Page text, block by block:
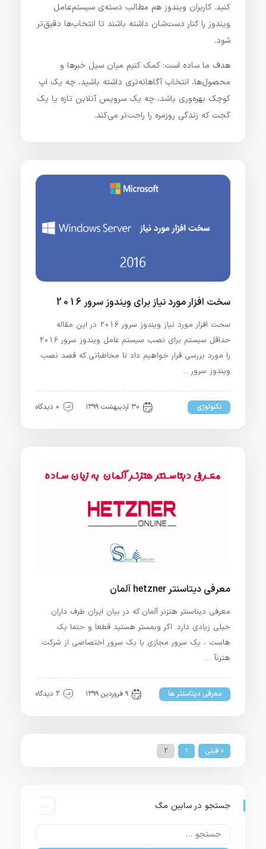
کنید. کاربران ویندوز هم مطالب دسته‌ی سیستم‌عامل
ویندوز را کنار دست‌شان داشته باشند تا انتخاب‌ها دقیق‌تر
شود.
هدف ما ساده است: کمک کنیم میان سیل خبرها و
محصول‌ها، انتخاب آگاهانه‌تری داشته باشید، چه یک اپ
کوچک بهره‌وری باشد، چه یک سرویس آنلاین تازه یا یک
گجت که زندگی روزمره را راحت‌تر می‌کند.
سخت افزار مورد نیاز برای ویندوز سرور 2016
سحت افزار مورد نیاز ویندوز سرور 2016 در این مقاله
حداقل سیستم برای نصب سیستم عامل ویندوز سرور 2016
را مورد بررسی قرار خواهیم داد تا مخاطبانی که قصد نصب
ویندوز سرور …
تکنولوژی ۳۰ اردیبهشت ۱۳۹۹ 0 دیدگاه
معرفی دیتاسنتر hetzner آلمان
معرفی دیتاسنتر هتزنر آلمان که در بیان ایران طرف داران
خیلی زیادی دارد. اگر وبمستر هستید قطعا و حتما یک
هاست ، یک سرور مجازی یا یک سرور اختصاصی از شرکت
هتزنآ …
معرفی دیتاسنتر ها ۹ فروردین ۱۳۹۹ 2 دیدگاه
« قبلی ۱ ۲
جستجو در سابین مگ